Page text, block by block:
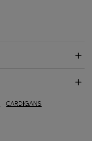
-CARDIGANS